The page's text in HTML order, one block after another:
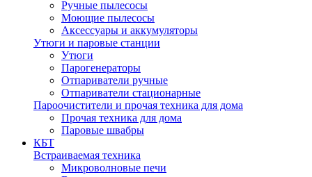
Ручные пылесосы
Моющие пылесосы
Аксессуары и аккумуляторы
Утюги и паровые станции
Утюги
Парогенераторы
Отпариватели ручные
Отпариватели стационарные
Пароочистители и прочая техника для дома
Прочая техника для дома
Паровые швабры
КБТ
Встраиваемая техника
Микроволновые печи